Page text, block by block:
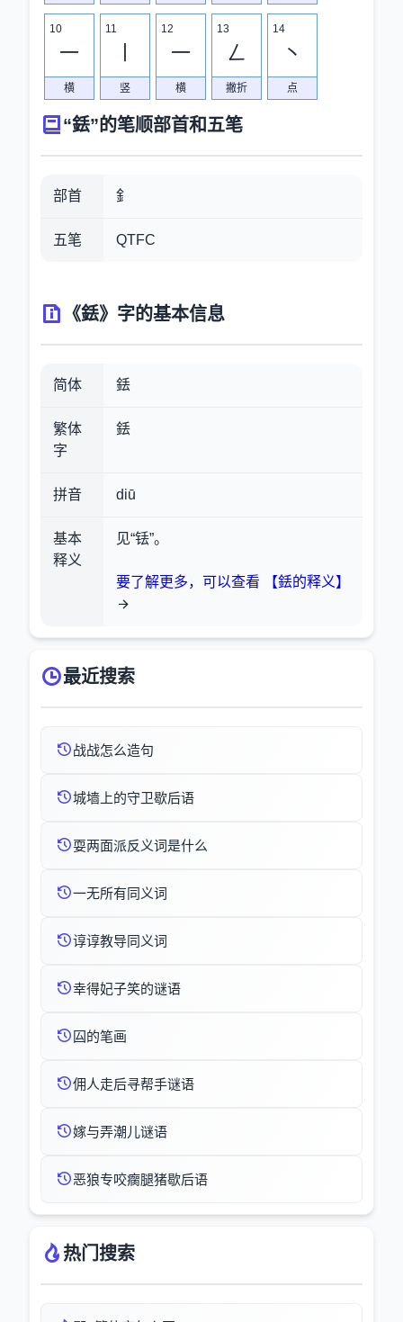
10
一
横
11
竖
12
一
横
13
ㄥ
撇折
14
丶
点
“銩”的笔顺部首和五笔
部首 釒
五笔 QTFC
《銩》字的基本信息
简体 銩
繁体
字
銩
拼音 diū
基本
释义
见“铥”。
要了解更多，可以查看 【銩的释义】
最近搜索
战战怎么造句
城墙上的守卫歇后语
耍两面派反义词是什么
一无所有同义词
谆谆教导同义词
幸得妃子笑的谜语
囜的笔画
佣人走后寻帮手谜语
嫁与弄潮儿谜语
恶狼专咬瘸腿猪歇后语
热门搜索